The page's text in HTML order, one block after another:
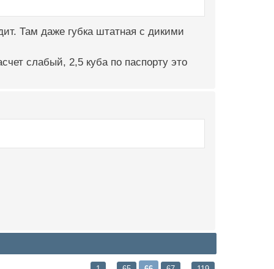
Там даже губка штатная с дикими
слабый, 2,5 куба по паспорту это